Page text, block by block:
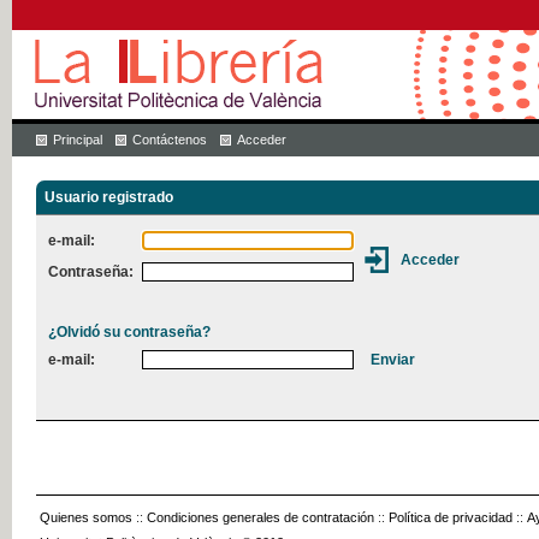
Principal Contáctenos Acceder
Usuario registrado
e-mail:
Contraseña:
¿Olvidó su contraseña?
e-mail:
Quienes somos :: Condiciones generales de contratación :: Política de privacidad ::